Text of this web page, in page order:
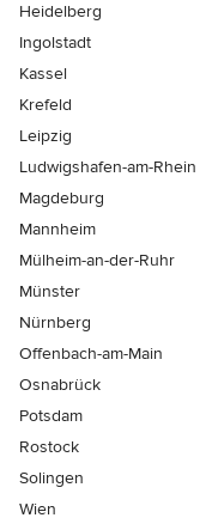
Heidelberg
Ingolstadt
Kassel
Krefeld
Leipzig
Ludwigshafen-am-Rhein
Magdeburg
Mannheim
Mülheim-an-der-Ruhr
Münster
Nürnberg
Offenbach-am-Main
Osnabrück
Potsdam
Rostock
Solingen
Wien